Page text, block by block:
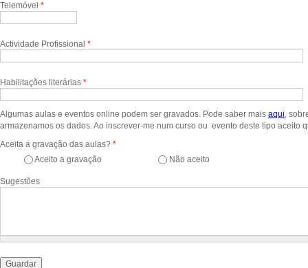
Telemóvel *
Actividade Profissional *
Habilitações literárias *
Algumas aulas e eventos online podem ser gravados. Pode saber mais aqui ,
armazenamos os dados. Ao inscrever-me num curso ou evento deste tipo aceito
Aceita a gravação das aulas? *
Aceito a gravação
Não aceito
Sugestões